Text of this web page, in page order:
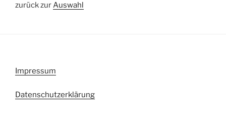
zurück zurAuswahl
Impressum
Datenschutzerklärung